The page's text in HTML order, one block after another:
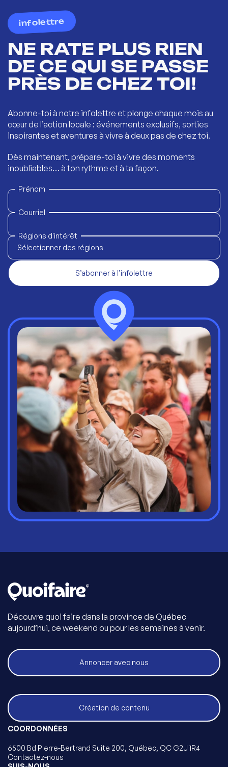
infolettre
NE RATE PLUS RIEN
DE CE QUI SE PASSE
PRÈS DE CHEZ TOI!
Abonne-toi à notre infolettre et plonge chaque mois au
cœur de l’action locale : événements exclusifs, sorties
inspirantes et aventures à vivre à deux pas de chez toi.
Dès maintenant, prépare-toi à vivre des moments
inoubliables… à ton rythme et à ta façon.
Prénom
Courriel
Régions d'intérêt
Sélectionner des régions
S’abonner à l’infolettre
Découvre quoi faire dans la province de Québec
aujourd’hui, ce weekend ou pour les semaines à venir.
Annoncer avec nous
Création de contenu
COORDONNÉES
6500 Bd Pierre-Bertrand Suite 200, Québec, QC G2J 1R4
Contactez-nous